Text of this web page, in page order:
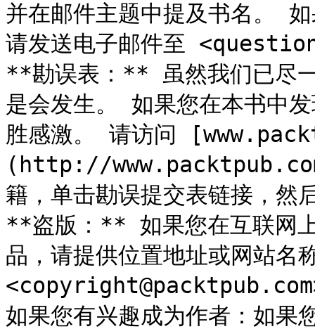
并在邮件主题中提及书名。
请发送电子邮件至
**勘误表：** 虽然我们已尽
是会发生。 如果您在本书中
胜感激。 请访问
(http://
籍，单击勘误提交表链接，然
**盗版：** 如果您在互联网
品，请提供位置地址或网站名
如果您有兴趣成为作者：如果